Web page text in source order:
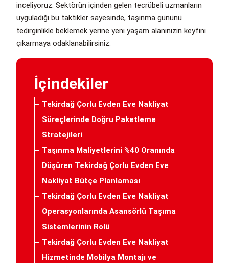
inceliyoruz. Sektörün içinden gelen tecrübeli uzmanların
uyguladığı bu taktikler sayesinde, taşınma gününü
tedirginlikle beklemek yerine yeni yaşam alanınızın keyfini
çıkarmaya odaklanabilirsiniz.
İçindekiler
Tekirdağ Çorlu Evden Eve Nakliyat
Süreçlerinde Doğru Paketleme
Stratejileri
Taşınma Maliyetlerini %40 Oranında
Düşüren Tekirdağ Çorlu Evden Eve
Nakliyat Bütçe Planlaması
Tekirdağ Çorlu Evden Eve Nakliyat
Operasyonlarında Asansörlü Taşıma
Sistemlerinin Rolü
Tekirdağ Çorlu Evden Eve Nakliyat
Hizmetinde Mobilya Montajı ve